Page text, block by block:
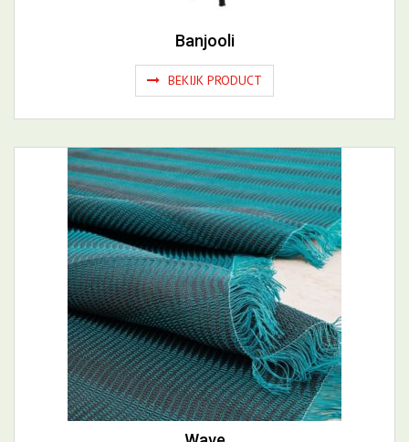
Wave
BEKIJK PRODUCT